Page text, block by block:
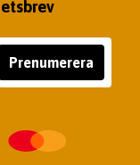
Prenumerera